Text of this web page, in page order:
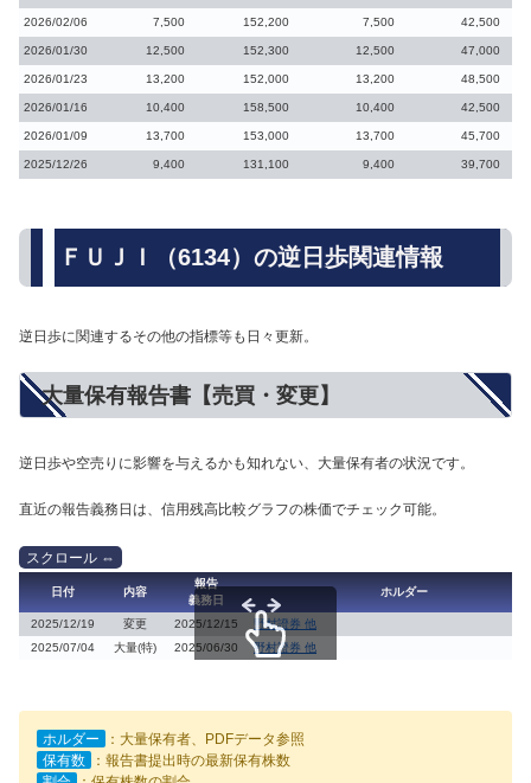
2026/02/06 7,500 152,200 7,500 42,500
2026/01/30 12,500 152,300 12,500 47,000
2026/01/23 13,200 152,000 13,200 48,500
2026/01/16 10,400 158,500 10,400 42,500
2026/01/09 13,700 153,000 13,700 45,700
2025/12/26 9,400 131,100 9,400 39,700
ＦＵＪＩ（6134）の逆日歩関連情報
逆日歩に関連するその他の指標等も日々更新。
大量保有報告書【売買・変更】
逆日歩や空売りに影響を与えるかも知れない、大量保有者の状況です。
直近の報告義務日は、信用残高比較グラフの株価でチェック可能。
日付 内容
報告
義務日
ホルダー
2025/12/19 変更 2025/12/15
野村證券 他
2025/07/04
大量(特) 2025/06/30
野村證券 他
ホルダー
：大量保有者、PDFデータ参照
保有数
：報告書提出時の最新保有株数